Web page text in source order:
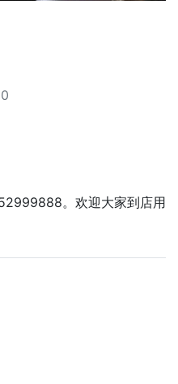
。欢迎大家到店用